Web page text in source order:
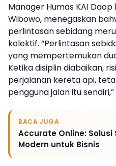
Manager Humas KAI
Wibowo, menegaskan
perlintasan sebidang
kolektif. “Perlintasan
yang mempertemukan
Ketika disiplin diabaikan,
perjalanan kereta api,
pengguna jalan itu
BACA JUGA
Accurate Online:
Modern untuk Bisnis